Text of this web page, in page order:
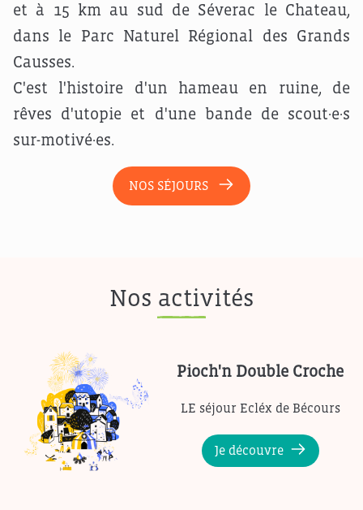
et à 15 km au sud de Séverac le Chateau,
dans le Parc Naturel Régional des Grands
Causses.
C'est l'histoire d'un hameau en ruine, de
rêves d'utopie et d'une bande de scout·e·s
sur-motivé·es.
NOS SÉJOURS
Nos activités
Pioch'n Double Croche
LE séjour Ecléx de Bécours
Je découvre